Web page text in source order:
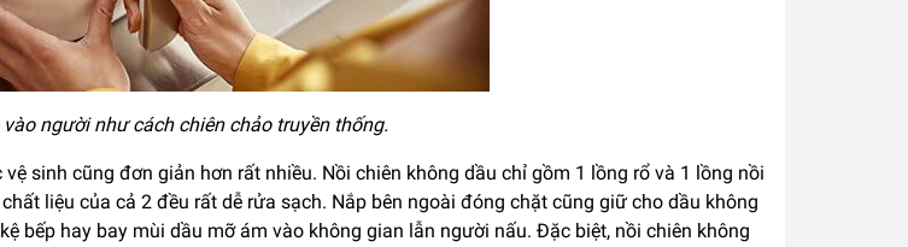
người như cách chiên chảo truyền thống.
vệ sinh cũng đơn giản hơn rất nhiều. Nồi chiên không dầu chỉ gồm 1 lồng rổ và 1 lồng nồi
liệu của cả 2 đều rất dễ rửa sạch. Nắp bên ngoài đóng chặt cũng giữ cho dầu không
bếp hay bay mùi dầu mỡ ám vào không gian lẫn người nấu. Đặc biệt, nồi chiên không